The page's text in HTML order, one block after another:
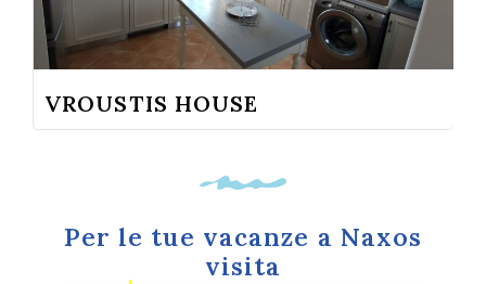
VROUSTIS HOUSE
Per le tue vacanze a Naxos
visita